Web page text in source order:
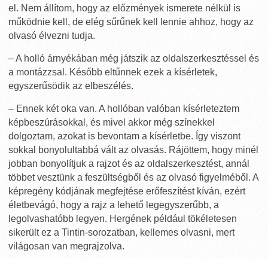
el. Nem állítom, hogy az előzmények ismerete nélkül is
működnie kell, de elég sűrűnek kell lennie ahhoz, hogy az
olvasó élvezni tudja.
– A holló árnyékában még játszik az oldalszerkesztéssel és
a montázzsal. Később eltűnnek ezek a kísérletek,
egyszerűsödik az elbeszélés.
– Ennek két oka van. A hollóban valóban kísérleteztem
képbeszúrásokkal, és mivel akkor még színekkel
dolgoztam, azokat is bevontam a kísérletbe. Így viszont
sokkal bonyolultabbá vált az olvasás. Rájöttem, hogy minél
jobban bonyolítjuk a rajzot és az oldalszerkesztést, annál
többet vesztünk a feszültségből és az olvasó figyelméből. A
képregény kódjának megfejtése erőfeszítést kíván, ezért
életbevágó, hogy a rajz a lehető legegyszerűbb, a
legolvashatóbb legyen. Hergének például tökéletesen
sikerült ez a Tintin-sorozatban, kellemes olvasni, mert
világosan van megrajzolva.